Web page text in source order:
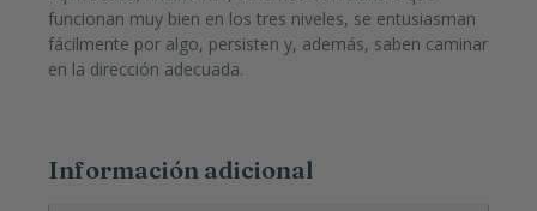
funcionan muy bien en los tres niveles, se entusiasman
fácilmente por algo, persisten y, además, saben caminar
en la dirección adecuada.
Información adicional